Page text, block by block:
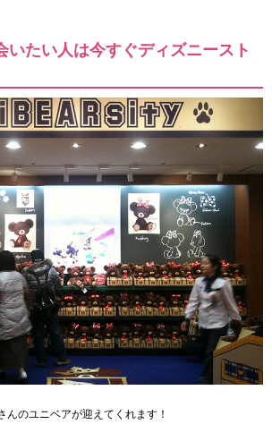
いたい人は今すぐディズニースト
んのユニベアが迎えてくれます！